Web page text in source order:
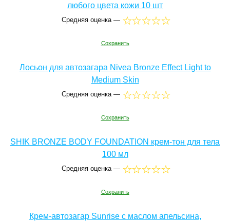
любого цвета кожи 10 шт
Средняя оценка —
Сохранить
Лосьон для автозагара Nivea Bronze Effect Light to
Medium Skin
Средняя оценка —
Сохранить
SHIK BRONZE BODY FOUNDATION крем-тон для тела
100 мл
Средняя оценка —
Сохранить
Крем-автозагар Sunrise с маслом апельсина,